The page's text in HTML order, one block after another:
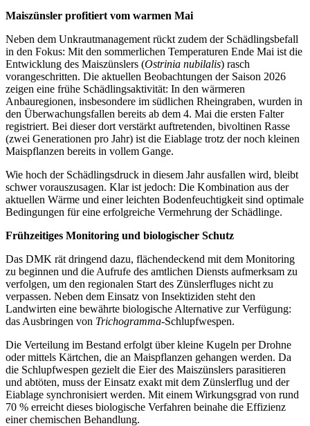
Maiszünsler profitiert vom warmen Mai
Neben dem Unkrautmanagement rückt zudem der Schädlingsbefall
in den Fokus: Mit den sommerlichen Temperaturen Ende Mai ist die
Entwicklung des Maiszünslers (Ostrinia nubilalis) rasch
vorangeschritten. Die aktuellen Beobachtungen der Saison 2026
zeigen eine frühe Schädlingsaktivität: In den wärmeren
Anbauregionen, insbesondere im südlichen Rheingraben, wurden in
den Überwachungsfallen bereits ab dem 4. Mai die ersten Falter
registriert. Bei dieser dort verstärkt auftretenden, bivoltinen Rasse
(zwei Generationen pro Jahr) ist die Eiablage trotz der noch kleinen
Maispflanzen bereits in vollem Gange.
Wie hoch der Schädlingsdruck in diesem Jahr ausfallen wird, bleibt
schwer vorauszusagen. Klar ist jedoch: Die Kombination aus der
aktuellen Wärme und einer leichten Bodenfeuchtigkeit sind optimale
Bedingungen für eine erfolgreiche Vermehrung der Schädlinge.
Frühzeitiges Monitoring und biologischer Schutz
Das DMK rät dringend dazu, flächendeckend mit dem Monitoring
zu beginnen und die Aufrufe des amtlichen Diensts aufmerksam zu
verfolgen, um den regionalen Start des Zünslerfluges nicht zu
verpassen. Neben dem Einsatz von Insektiziden steht den
Landwirten eine bewährte biologische Alternative zur Verfügung:
das Ausbringen von Trichogramma-Schlupfwespen.
Die Verteilung im Bestand erfolgt über kleine Kugeln per Drohne
oder mittels Kärtchen, die an Maispflanzen gehangen werden. Da
die Schlupfwespen gezielt die Eier des Maiszünslers parasitieren
und abtöten, muss der Einsatz exakt mit dem Zünslerflug und der
Eiablage synchronisiert werden. Mit einem Wirkungsgrad von rund
70 % erreicht dieses biologische Verfahren beinahe die Effizienz
einer chemischen Behandlung.